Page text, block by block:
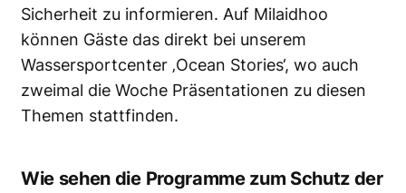
Sicherheit zu informieren. Auf Milaidhoo
können Gäste das direkt bei unserem
Wassersportcenter ‚Ocean Stories‘, wo auch
zweimal die Woche Präsentationen zu diesen
Themen stattfinden.
Wie sehen die Programme zum Schutz der